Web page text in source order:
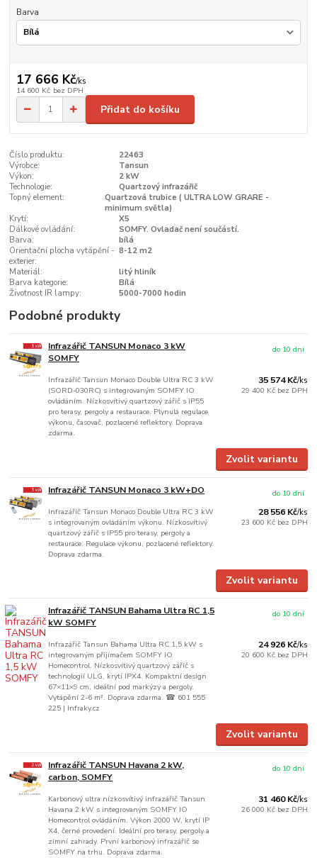
Barva
17 666 Kč/ks
14 600 Kč bez DPH
Přidat do košíku
Číslo produktu:
22463
Výrobce:
Tansun
Výkon:
2 kW
Technologie:
Quartzový infrazářič
Topný element:
Quartzová trubice ( ULTRA LOW GRARE -
minimum světla)
Krytí:
X5
Dálkové ovládání:
SOMFY. Ovladač není součástí.
Barva:
bílá
Orientační plocha vytápění -
exterier:
8-12 m2
Materiál:
litý hliník
Barva kategorie:
Bílá
Životnost IR lampy:
5000-7000 hodin
Podobné produkty
Infrazářič TANSUN Monaco 3 kW
SOMFY
Infrazářič Tansun Monaco Double Ultra RC 3 kW
(SORD-030RC) s integrovaným SOMFY IO
ovládáním. Nízkosvítivý quartzový zářič s IP55
pro terasy, pergoly a restaurace. Plynulá regulace
výkonu, časovač, pozlacené reflektory. Doprava
zdarma.
35 574 Kč/ks
29 400 Kč bez DPH
do 10 dní
Zvolit variantu
Infrazářič TANSUN Monaco 3 kW+DO
Infrazářič Tansun Monaco Double Ultra RC 3 kW
s integrovaným ovládáním výkonu. Nízkosvítivý
quartzový zářič s IP55 pro terasy, pergoly a
restaurace. Regulace výkonu, pozlacené reflektory.
Doprava zdarma.
28 556 Kč/ks
23 600 Kč bez DPH
do 10 dní
Zvolit variantu
Infrazářič TANSUN Bahama Ultra RC 1,5
kW SOMFY
Infrazářič Tansun Bahama Ultra RC 1,5 kW s
integrovaným přijímačem SOMFY IO
Homecontrol. Nízkosvítivý quartzový zářič s
technologií ULG, krytí IPX4. Kompaktní design
67×11×9 cm, ideální pod markýzy a pergoly.
Vytápění 2-6 m². Doprava zdarma. ☎ 601 555
225 | Infraky.cz
24 926 Kč/ks
20 600 Kč bez DPH
do 10 dní
Zvolit variantu
Infrazářič TANSUN Havana 2 kW,
carbon, SOMFY
Karbonový ultra nízkosvítivý infrazářič Tansun
Havana 2 kW s integrovaným SOMFY IO
Homecontrol ovládáním. Výkon 2000 W, krytí IP
X4, černé provedení. Ideální pro terasy, pergoly a
zimní zahrady. První karbonový infrazářič se
SOMFY na trhu. Doprava zdarma.
31 460 Kč/ks
26 000 Kč bez DPH
do 10 dní